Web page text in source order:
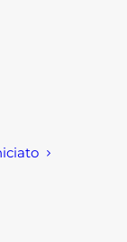
il
prime